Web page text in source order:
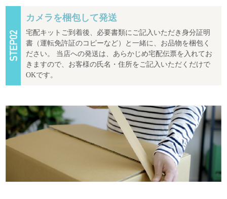
カメラを梱包して発送
宅配キットご到着後、必要書類にご記入いただき身分証明
書（運転免許証のコピーなど）と一緒に、お品物を梱包く
ださい。 当店への発送は、あらかじめ宅配伝票を入れてお
きますので、お客様の氏名・住所をご記入いただくだけで
OKです。